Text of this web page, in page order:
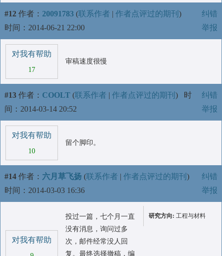
#12 作者： 20091783 (联系作者 | 作者点评过的期刊 )
时间：2014-06-21 22:00
纠错
举报
对我有帮助
17
审稿速度很慢
#13 作者： COOLT (联系作者 | 作者点评过的期刊 ) 时
间：2014-03-14 20:52
纠错
举报
对我有帮助
10
留个脚印。
#14 作者： 六月草飞扬 (联系作者 | 作者点评过的期刊 )
时间：2014-03-03 16:36
纠错
举报
对我有帮助
投过一篇，七个月一直
没有消息，询问过多
次，邮件经常没人回
复。最终选择撤稿，编
研究方向: 工程与材料